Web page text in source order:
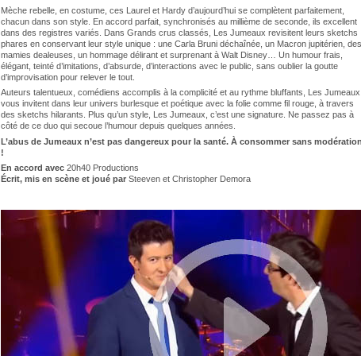
Mèche rebelle, en costume, ces Laurel et Hardy d’aujourd’hui se complètent parfaitement,
chacun dans son style. En accord parfait, synchronisés au millième de seconde, ils excellent
dans des registres variés. Dans Grands crus classés, Les Jumeaux revisitent leurs sketchs
phares en conservant leur style unique : une Carla Bruni déchaînée, un Macron jupitérien, des
mamies dealeuses, un hommage délirant et surprenant à Walt Disney… Un humour frais,
élégant, teinté d’imitations, d’absurde, d’interactions avec le public, sans oublier la goutte
d’improvisation pour relever le tout.
Auteurs talentueux, comédiens accomplis à la complicité et au rythme bluffants, Les Jumeaux
vous invitent dans leur univers burlesque et poétique avec la folie comme fil rouge, à travers
des sketchs hilarants. Plus qu’un style, Les Jumeaux, c’est une signature. Ne passez pas à
côté de ce duo qui secoue l’humour depuis quelques années.
L’abus de Jumeaux n’est pas dangereux pour la santé. À consommer sans
!
En accord avec 20h40 Productions
Écrit, mis en scène et joué par Steeven et Christopher Demora